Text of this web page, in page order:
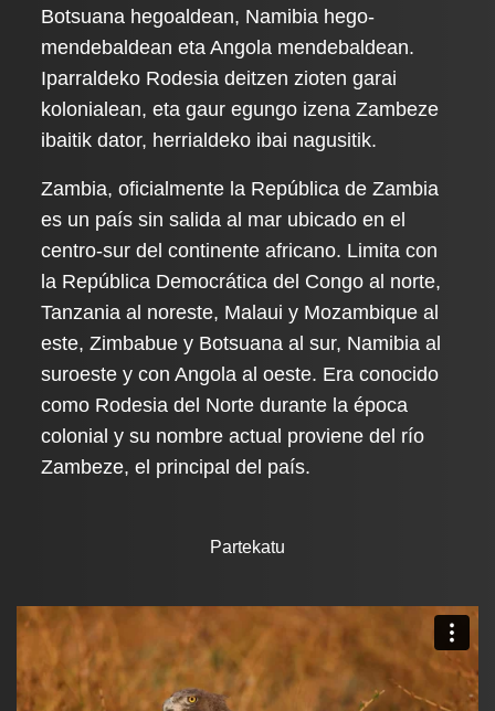
Botsuana hegoaldean, Namibia hego-
mendebaldean eta Angola mendebaldean.
Iparraldeko Rodesia deitzen zioten garai
kolonialean, eta gaur egungo izena Zambeze
ibaitik dator, herrialdeko ibai nagusitik.
Zambia, oficialmente la República de Zambia
es un país sin salida al mar ubicado en el
centro-sur del continente africano. Limita con
la República Democrática del Congo al norte,
Tanzania al noreste, Malaui y Mozambique al
este, Zimbabue y Botsuana al sur, Namibia al
suroeste y con Angola al oeste. Era conocido
como Rodesia del Norte durante la época
colonial y su nombre actual proviene del río
Zambeze, el principal del país.
Partekatu